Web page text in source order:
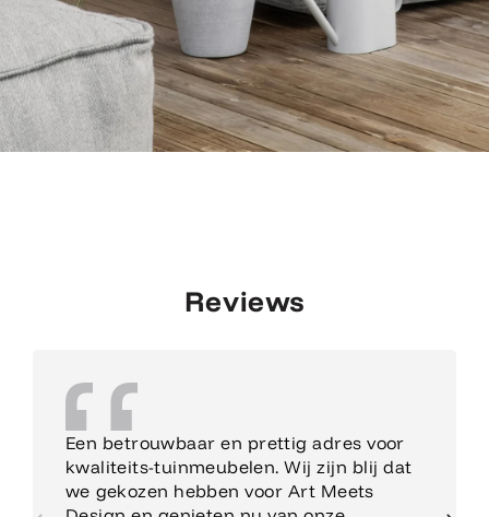
Reviews
Een betrouwbaar en prettig adres voor
kwaliteits-tuinmeubelen. Wij zijn blij dat
we gekozen hebben voor Art Meets